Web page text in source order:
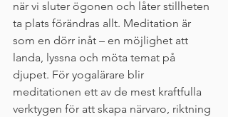
när vi sluter ögonen och låter stillheten
ta plats förändras allt. Meditation är
som en dörr inåt – en möjlighet att
landa, lyssna och möta temat på
djupet. För yogalärare blir
meditationen ett av de mest kraftfulla
verktygen för att skapa närvaro, riktning